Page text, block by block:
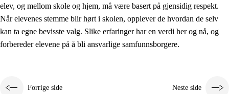
elev, og mellom skole og hjem, må være basert på gjensidig respekt.
Når elevenes stemme blir hørt i skolen, opplever de hvordan de selv
kan ta egne bevisste valg. Slike erfaringer har en verdi her og nå, og
forbereder elevene på å bli ansvarlige samfunnsborgere.
Forrige side Neste side